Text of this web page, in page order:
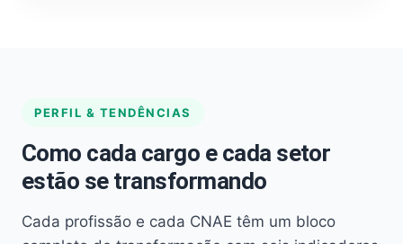
PERFIL & TENDÊNCIAS
Como cada cargo e cada setor
estão se transformando
Cada profissão e cada CNAE têm um bloco